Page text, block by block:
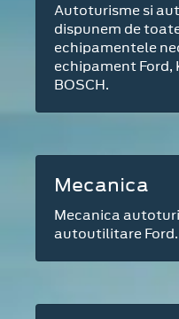
Autoturisme si
dispunem de
echipamentele
echipament
BOSCH.
Mecanica
Mecanica
autoutilitare Ford.